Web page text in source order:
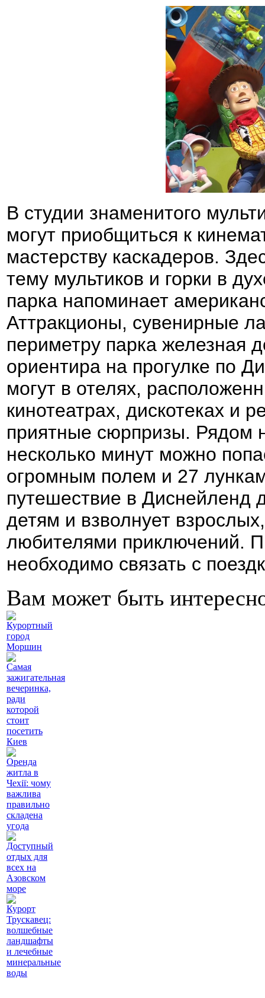
В студии знаменитого
могут приобщиться к
мастерству каскадеров.
тему мультиков и горки в
парка напоминает
Аттракционы, сувенирные
периметру парка железная
ориентира на прогулке по
могут в отелях,
кинотеатрах, дискотеках и
приятные сюрпризы. Рядом
несколько минут можно
огромным полем и 27
путешествие в Диснейленд
детям и взволнует
любителями приключений.
необходимо связать с
Вам может быть
Курортный
город
Моршин
Самая
зажигательная
вечеринка,
ради
которой
стоит
посетить
Киев
Оренда
житла в
Чехії: чому
важлива
правильно
складена
угода
Доступный
отдых для
всех на
Азовском
море
Курорт
Трускавец:
волшебные
ландшафты
и лечебные
минеральные
воды